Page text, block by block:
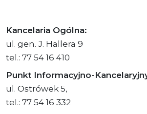
Kancelaria Ogólna:
ul. gen. J. Hallera 9
tel.: 77 54 16 410
Punkt Informacyjno-
ul. Ostrówek 5,
tel.: 77 54 16 332